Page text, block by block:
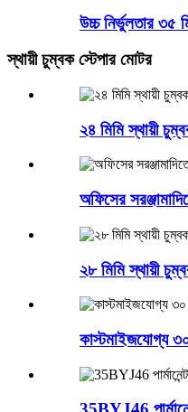
উচ্চ নির্ভুলতার ৩৫
স্থায়ী চুম্বক স্টেপার মোটর
২৪ মিমি স্থায়ী
অফিসের
২৮ মিমি স্থায়ী
কাস্টমাইজযোগ্য ৩০